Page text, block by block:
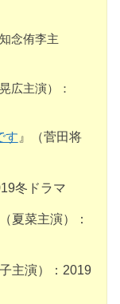
念侑李主
広主演）：
す 』（菅田将
冬ドラマ
夏菜主演）：
主演）：2019